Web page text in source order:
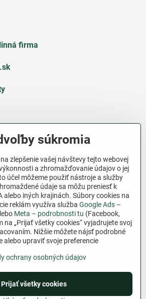
firma
e-shop bez dotácií​. Fungujeme len
ktorí veria v poctivú prácu a
nákup na Jutro​.sk nám pomáha
čo má zmysel – pomáhať
a srdcom​.
©2026Copyright
Zásady ochrany osobných údajov
používania
súkromia
zlepšenie vašej návštevy tejto webovej
a zhromažďovanie údajov o jej
účel môžeme použiť nástroje a služby
údaje sa môžu preniesť k
alebo iných krajinách. Súbory cookies na
reklám využíva služba Google Ads –
Meta – podrobnosti tu (Facebook,
„Prijať všetky cookies“ vyjadrujete svoj
Nižšie môžete nájsť podrobné
alebo upraviť svoje preferencie
ochrany osobných údajov
Prijať všetky cookies